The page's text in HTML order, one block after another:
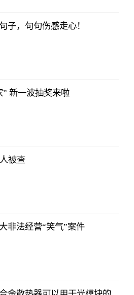
子，句句伤感走心！
新一波抽奖来啦
被查
非法经营“笑气”案件